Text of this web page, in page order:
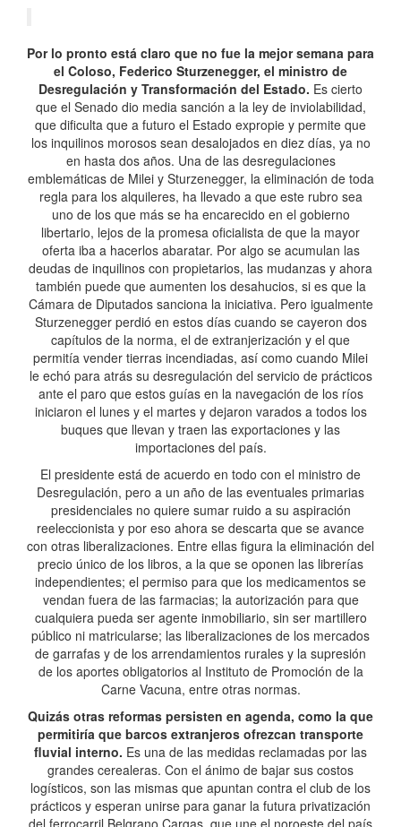
Por lo pronto está claro que no fue la mejor semana para
el Coloso, Federico Sturzenegger, el ministro de
Desregulación y Transformación del Estado. Es cierto
que el Senado dio media sanción a la ley de inviolabilidad,
que dificulta que a futuro el Estado expropie y permite que
los inquilinos morosos sean desalojados en diez días, ya no
en hasta dos años. Una de las desregulaciones
emblemáticas de Milei y Sturzenegger, la eliminación de toda
regla para los alquileres, ha llevado a que este rubro sea
uno de los que más se ha encarecido en el gobierno
libertario, lejos de la promesa oficialista de que la mayor
oferta iba a hacerlos abaratar. Por algo se acumulan las
deudas de inquilinos con propietarios, las mudanzas y ahora
también puede que aumenten los desahucios, si es que la
Cámara de Diputados sanciona la iniciativa. Pero igualmente
Sturzenegger perdió en estos días cuando se cayeron dos
capítulos de la norma, el de extranjerización y el que
permitía vender tierras incendiadas, así como cuando Milei
le echó para atrás su desregulación del servicio de prácticos
ante el paro que estos guías en la navegación de los ríos
iniciaron el lunes y el martes y dejaron varados a todos los
buques que llevan y traen las exportaciones y las
importaciones del país.
El presidente está de acuerdo en todo con el ministro de
Desregulación, pero a un año de las eventuales primarias
presidenciales no quiere sumar ruido a su aspiración
reeleccionista y por eso ahora se descarta que se avance
con otras liberalizaciones. Entre ellas figura la eliminación del
precio único de los libros, a la que se oponen las librerías
independientes; el permiso para que los medicamentos se
vendan fuera de las farmacias; la autorización para que
cualquiera pueda ser agente inmobiliario, sin ser martillero
público ni matricularse; las liberalizaciones de los mercados
de garrafas y de los arrendamientos rurales y la supresión
de los aportes obligatorios al Instituto de Promoción de la
Carne Vacuna, entre otras normas.
Quizás otras reformas persisten en agenda, como la que
permitiría que barcos extranjeros ofrezcan transporte
fluvial interno. Es una de las medidas reclamadas por las
grandes cerealeras. Con el ánimo de bajar sus costos
logísticos, son las mismas que apuntan contra el club de los
prácticos y esperan unirse para ganar la futura privatización
del ferrocarril Belgrano Cargas, que une el noroeste del país